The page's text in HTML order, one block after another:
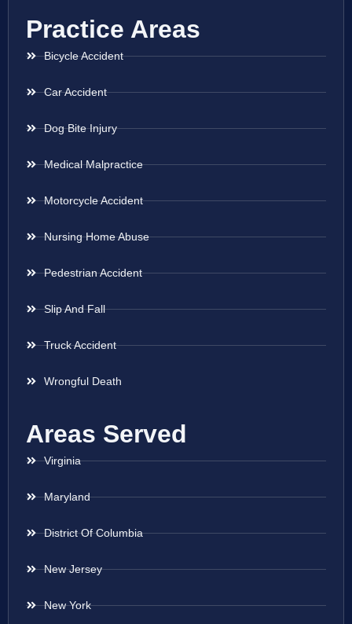
Practice Areas
Bicycle Accident
Car Accident
Dog Bite Injury
Medical Malpractice
Motorcycle Accident
Nursing Home Abuse
Pedestrian Accident
Slip And Fall
Truck Accident
Wrongful Death
Areas Served
Virginia
Maryland
District Of Columbia
New Jersey
New York